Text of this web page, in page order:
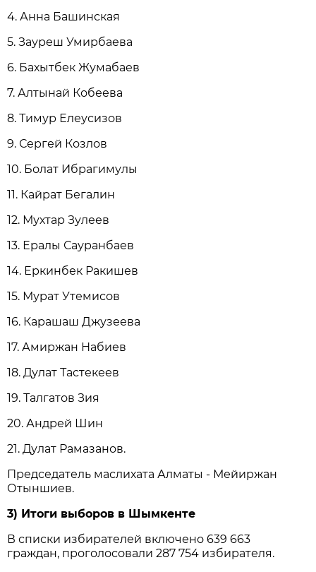
4. Анна Башинская
5. Зауреш Умирбаева
6. Бахытбек Жумабаев
7. Алтынай Кобеева
8. Тимур Елеусизов
9. Сергей Козлов
10. Болат Ибрагимулы
11. Кайрат Бегалин
12. Мухтар Зулеев
13. Ералы Сауранбаев
14. Еркинбек Ракишев
15. Мурат Утемисов
16. Карашаш Джузеева
17. Амиржан Набиев
18. Дулат Тастекеев
19. Талгатов Зия
20. Андрей Шин
21. Дулат Рамазанов.
Председатель маслихата Алматы - Мейиржан
Отыншиев.
3) Итоги выборов в Шымкенте
В списки избирателей включено 639 663
граждан, проголосовали 287 754 избирателя.